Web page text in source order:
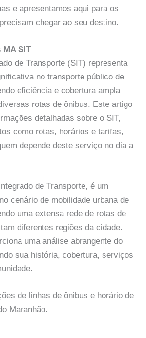
e apresentamos aqui para os
chegar ao seu destino.
MA SIT
de Transporte (SIT) representa
no transporte público de
eficiência e cobertura ampla
rotas de ônibus. Este artigo
detalhadas sobre o SIT,
como rotas, horários e tarifas,
depende deste serviço no dia a
de Transporte, é um
cenário de mobilidade urbana de
uma extensa rede de rotas de
diferentes regiões da cidade.
uma análise abrangente do
sua história, cobertura, serviços
de linhas de ônibus e horário de
Maranhão.